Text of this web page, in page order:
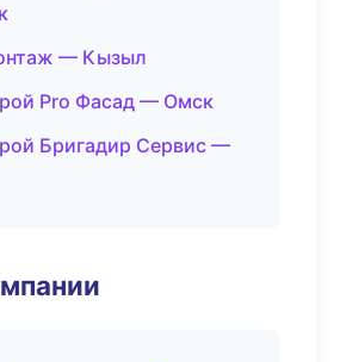
— Кызыл
Pro Фасад — Омск
Бригадир Сервис —